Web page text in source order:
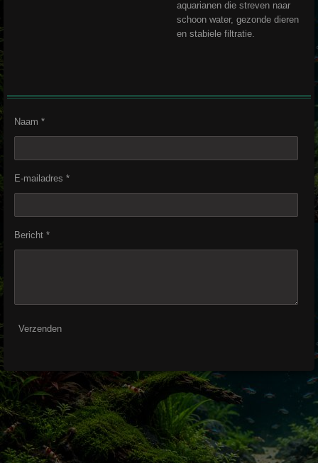
aquarianen die streven naar
schoon water, gezonde dieren
en stabiele filtratie.
Naam *
E-mailadres *
Bericht *
Verzenden